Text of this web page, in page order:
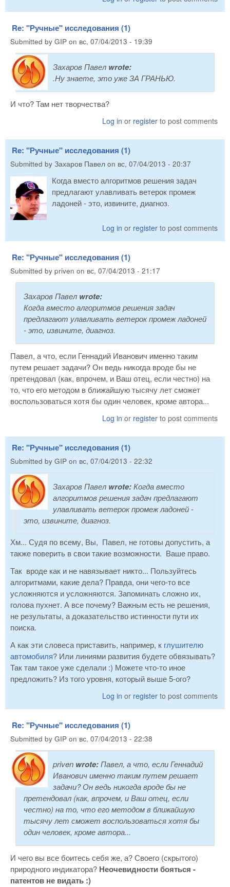
Re: "Ручные" исследования (1)
Submitted by GIP on вс, 07/04/2013 - 19:39
Захаров Павел wrote:
.Ну знаете, это уже ЗА ГРАНЬЮ.
И что? Там нет творчества?
Log in or register to post comments
Re: "Ручные" исследования (1)
Submitted by Захаров Павел on вс, 07/04/2013 - 20:37
Когда вместо алгоритмов решения задач
предлагают улавливать ветерок промеж
ладоней - это, извините, диагноз.
Log in or register to post comments
Re: "Ручные" исследования (1)
Submitted by priven on вс, 07/04/2013 - 21:17
Захаров Павел wrote:
Когда вместо алгоритмов решения задач
предлагают улавливать ветерок промеж ладоней
- это, извините, диагноз.
Павел, а что, если Геннадий Иванович именно таким
путем решает задачи? Он ведь никогда вроде бы не
претендовал (как, впрочем, и Ваш отец, если честно) на
то, что его методом в ближайшую тысячу лет сможет
воспользоваться хотя бы один человек, кроме автора...
Log in or register to post comments
Re: "Ручные" исследования (1)
Submitted by GIP on вс, 07/04/2013 - 22:32
Захаров Павел wrote:Когда вместо
алгоритмов решения задач предлагают
улавливать ветерок промеж ладоней -
это, извините, диагноз.
Хм... Судя по всему, Вы, Павел, не готовы допустить, а
также поверить в свои такие возможности. Ваше право.
Так вроде как и не навязывает никто... Пользуйтесь
алгоритмами, какие дела? Правда, они чего-то все
усложняются и усложняются. Запоминать сложно их,
голова пухнет. А все почему? Важным есть не решения,
не результаты, а доказательство истинности пути их
поиска.
А как эти словеса приставить, например, к глушителю
автомобиля? Или линиями развития будете обвязывать?
Так там такое уже сделали :) Можете что-то иное
предложить? Из того уровня, который выше 5-ого?
Log in or register to post comments
Re: "Ручные" исследования (1)
Submitted by GIP on вс, 07/04/2013 - 22:38
priven wrote:Павел, а что, если Геннадий
Иванович именно таким путем решает
задачи? Он ведь никогда вроде бы не
претендовал (как, впрочем, и Ваш отец, если
честно) на то, что его методом в ближайшую
тысячу лет сможет воспользоваться хотя бы
один человек, кроме автора...
И чего вы все боитесь себя же, а? Своего (скрытого)
природного индикатора? Неочевидности бояться -
патентов не видать :)